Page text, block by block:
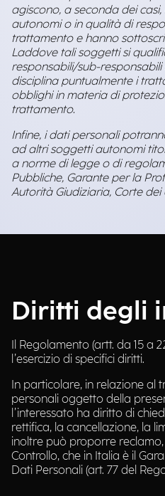
agiscono, a seconda dei
autonomi o in qualità di
trattamento e hanno
Laddove tali soggetti si
responsabili/sub-
disciplina puntualmente i
obblighi in materia di
trattamento.
Infine, i dati personali
ad altri soggetti autonomi
a norme di legge o di
Pubbliche, Garante per la
Autorità Giudiziaria, Corte dei
Diritti degli
Il Regolamento (artt. da 15 a
l’esercizio di specifici diritti.
In particolare, in relazione
personali oggetto della
l’interessato ha diritto di
rettifica, la cancellazione, la
inoltre può proporre
Controllo, che in Italia è il
Dati Personali (art. 77 del